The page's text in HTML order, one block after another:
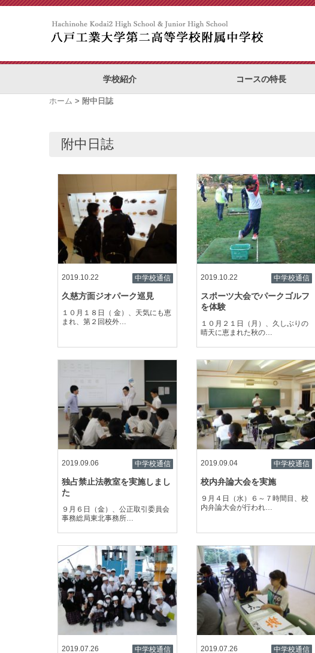
学校紹介 コースの特長
ホーム > 附中日誌
附中日誌
2019.10.22 中学校通信
久慈方面ジオパーク巡見
１０月１８日（ 金）、天気にも恵
まれ、第２回校外…
2019.10.22 中学校通信
スポーツ大会でパークゴルフ
を体験
１０月２１日（月）、久しぶりの
晴天に恵まれた秋の…
2019.09.06 中学校通信
独占禁止法教室を実施しまし
た
９月６日（金）、公正取引委員会
事務総局東北事務所…
2019.09.04 中学校通信
校内弁論大会を実施
９月４日（水）６～７時間目、校
内弁論大会が行われ…
2019.07.26 中学校通信 2019.07.26 中学校通信